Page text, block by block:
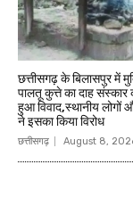
छत्तीसगढ़ के बिलासपुर में
पालतू कुत्ते का दाह
हुआ विवाद,स्थानीय लोगों
ने इसका किया विरोध
छत्तीसगढ़ August 8,